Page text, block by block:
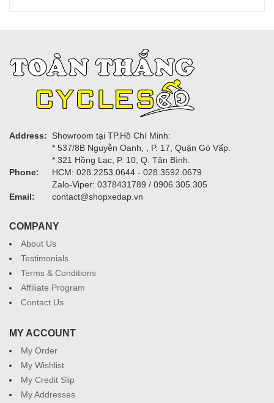
Address:
Showroom tại TP.Hồ Chí Minh:
* 537/8B Nguyễn Oanh, , P. 17, Quận Gò Vấp.
* 321 Hồng Lạc, P. 10, Q. Tân Bình.
Phone:
HCM: 028.2253.0644 - 028.3592.0679
Zalo-Viper: 0378431789 / 0906.305.305
Email:
contact@shopxedap.vn
COMPANY
About Us
Testimonials
Terms & Conditions
Affiliate Program
Contact Us
MY ACCOUNT
My Order
My Wishlist
My Credit Slip
My Addresses